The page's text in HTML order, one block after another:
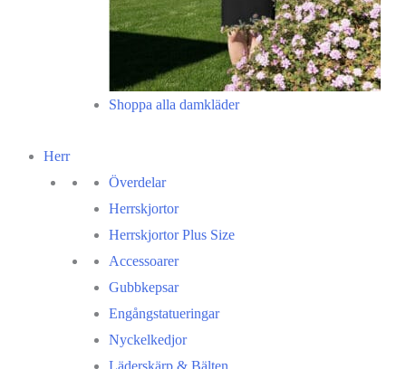
Shoppa alla damkläder
Herr
Överdelar
Herrskjortor
Herrskjortor Plus Size
Accessoarer
Gubbkepsar
Engångstatueringar
Nyckelkedjor
Läderskärp & Bälten